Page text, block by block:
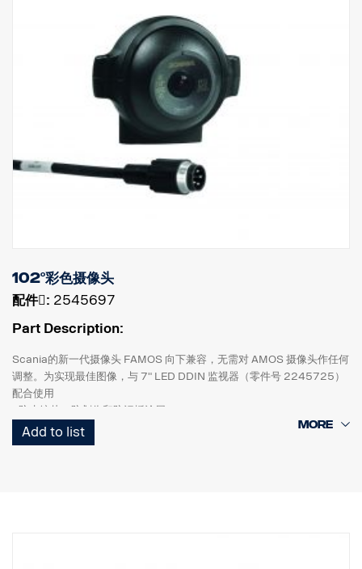
102°彩色摄像头
配件􀌸: 2545697
Part Description:
Scania的新一代摄像头 FAMOS 向下兼容，无需对 AMOS 摄像头作任何
调整。为实现最佳图像，与 7" LED DDIN 监视器（零件号 2245725）
配合使用
- 防水镜片，防划伤和防污垢涂层
- 新外壳：工业塑料。更好地抵抗污垢和车用油液的污染。
- 使用车用模具充填，极佳的防潮、抗冲击和抗振性能
Add to list